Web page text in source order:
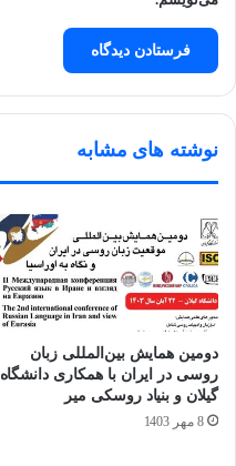
نوشته های مشابه
دومین همایش بین‌المللی زبان
روسی در ایران با همکاری دانشگاه
گیلان و بنیاد روسکی میر
8 مهر 1403